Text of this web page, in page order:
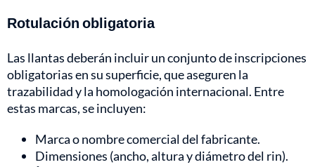
Rotulación obligatoria
Las llantas deberán incluir un conjunto de inscripciones
obligatorias en su superficie, que aseguren la
trazabilidad y la homologación internacional. Entre
estas marcas, se incluyen:
Marca o nombre comercial del fabricante.
Dimensiones (ancho, altura y diámetro del rin).